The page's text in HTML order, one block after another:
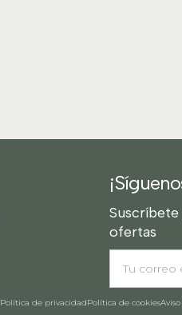
ofertas
Política de privacidadPolítica de cookies